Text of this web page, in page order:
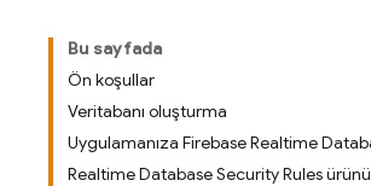
Bu sayfada
Ön koşullar
Veritabanı oluşturma
Uygulamanıza Firebase Realtime
Realtime Database Security Rules